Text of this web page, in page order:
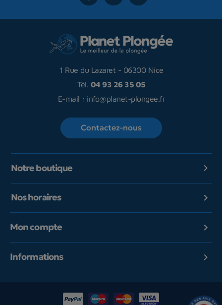
1 Rue du Lazaret - 06300 Nice
Tél. 04 93 26 35 05
E-mail : info@planet-plongee.fr
Contactez-nous
Notre boutique 
Nos horaires 
Mon compte 
Informations 